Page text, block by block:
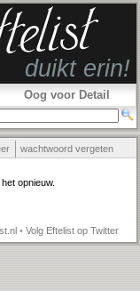
Oog voor Detail
wachtwoord vergeten
opnieuw.
• Volg Eftelist op Twitter